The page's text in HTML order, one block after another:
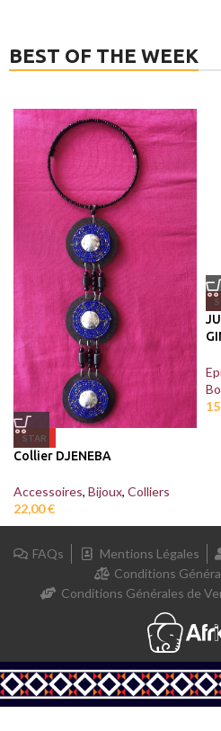
BEST OF THE WEEK
STAR
Collier DJENEBA
Accessoires, Bijoux, Colliers
22,00€
FAQs Mentions Légales
Conditions
Conditions Générales de